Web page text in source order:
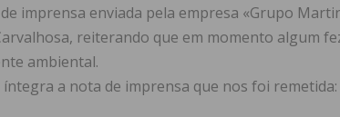
imprensa enviada pela empresa «Grupo
reiterando que em momento algum
ambiental.
a nota de imprensa que nos foi remetida: